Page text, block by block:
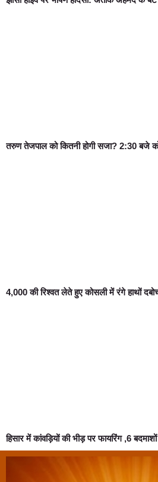
तरुण तेजपाल को कितनी होगी सजा? 2:30 बजे
4,000 की रिश्वत लेते हुए कोसली में रंगे हाथों
हिसार में कांवड़ियों की भीड़ पर फायरिंग ,6